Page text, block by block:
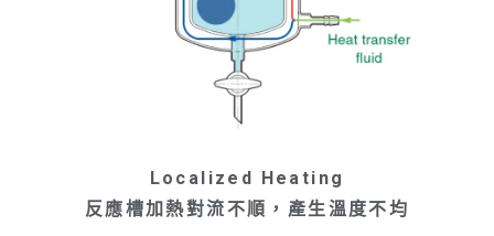
Localized Heating
反應槽加熱對流不順，產生溫度不均